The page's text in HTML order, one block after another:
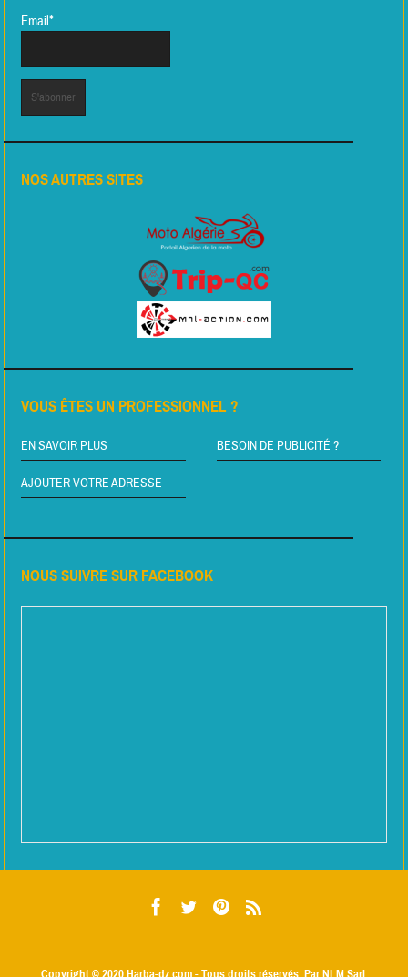
Email*
NOS AUTRES SITES
VOUS ÊTES UN PROFESSIONNEL ?
EN SAVOIR PLUS BESOIN DE PUBLICITÉ ?
AJOUTER VOTRE ADRESSE
NOUS SUIVRE SUR FACEBOOK